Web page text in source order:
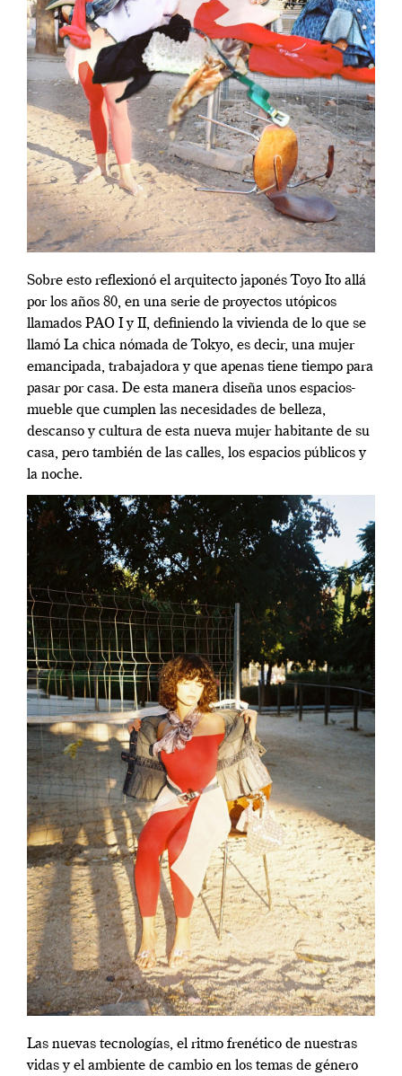
Sobre esto reflexionó el arquitecto japonés Toyo Ito allá
por los años 80, en una serie de proyectos utópicos
llamados PAO I y II, definiendo la vivienda de lo que se
llamó La chica nómada de Tokyo, es decir, una mujer
emancipada, trabajadora y que apenas tiene tiempo para
pasar por casa. De esta manera diseña unos espacios-
mueble que cumplen las necesidades de belleza,
descanso y cultura de esta nueva mujer habitante de su
casa, pero también de las calles, los espacios públicos y
la noche.
Las nuevas tecnologías, el ritmo frenético de nuestras
vidas y el ambiente de cambio en los temas de género